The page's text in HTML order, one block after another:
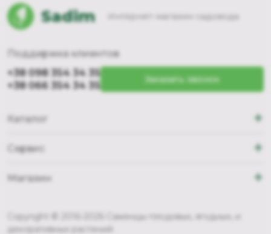
Sadim Интернет-магазин садовода
Поддержка клиентов
+38 098 354 34 35
+38 066 354 34 35
Заказать звонок
Каталог +
Сервис +
Магазин +
Copyright © 2016-2026 Саженцы плодовых, ягодных, и
декоративных растений